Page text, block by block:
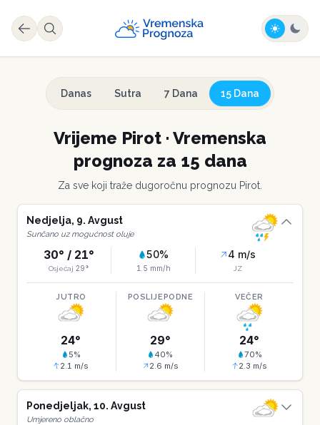
Danas Sutra 7 Dana 15 Dana
Vrijeme Pirot · Vremenska
prognoza za 15 dana
Za sve koji traže dugoročnu prognozu Pirot
Nedjelja, 9. Avgust
Sunčano uz mogućnost oluje
30° / 21°
Osjećaj 29°
50%
1.5 mm/h
4 m/s
JZ
JUTRO
24°
5%
2.1 m/s
POSLIJEPODNE
29°
40%
2.6 m/s
VEČER
24°
70%
2.3 m/s
Ponedjeljak, 10. Avgust
Umjereno oblačno